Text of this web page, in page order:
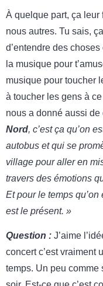
À quelque part, ça
nous autres. Tu sais,
d’entendre des
la musique pour
musique pour toucher
à toucher les gens à
nous a donné aussi de
Nord, c’est ça qu’on
autobus et qui se
village pour aller en
travers des émotions
Et pour le temps
est le présent. »
Question : J’aime
concert c’est vraiment
temps. Un peu comme